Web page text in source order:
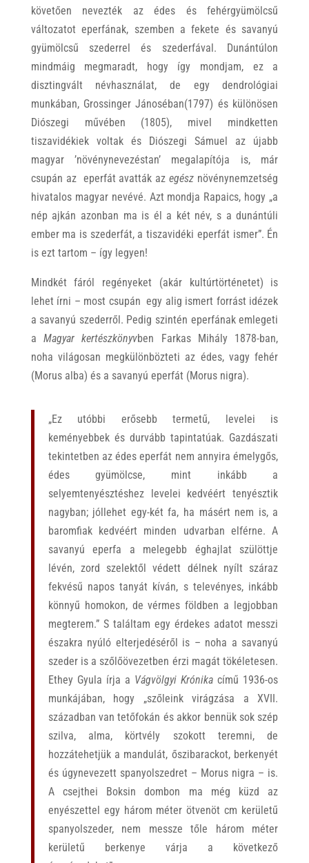
követően nevezték az édes és fehérgyümölcsű
változatot eperfának, szemben a fekete és savanyú
gyümölcsű szederrel és szederfával. Dunántúlon
mindmáig megmaradt, hogy így mondjam, ez a
disztingvált névhasználat, de egy dendrológiai
munkában, Grossinger Jánoséban(1797) és különösen
Diószegi művében (1805), mivel mindketten
tiszavidékiek voltak és Diószegi Sámuel az újabb
magyar ’növénynevezéstan’ megalapítója is, már
csupán az eperfát avatták azegész növénynemzetség
hivatalos magyar nevévé. Azt mondja Rapaics, hogy „a
nép ajkán azonban ma is él a két név, s a dunántúli
ember ma is szederfát, a tiszavidéki eperfát ismer”. Én
is ezt tartom – így legyen!
Mindkét fáról regényeket (akár kultúrtörténetet) is
lehet írni – most csupán egy alig ismert forrást idézek
a savanyú szederről. Pedig szintén eperfának emlegeti
aMagyar kertészkönyvben Farkas Mihály 1878-ban,
noha világosan megkülönbözteti az édes, vagy fehér
(Morus alba) és a savanyú eperfát (Morus nigra).
„Ez utóbbi erősebb termetű, levelei is
keményebbek és durvább tapintatúak. Gazdászati
tekintetben az édes eperfát nem annyira émelygős,
édes gyümölcse, mint inkább a
selyemtenyésztéshez levelei kedvéért tenyésztik
nagyban; jóllehet egy-két fa, ha másért nem is, a
baromfiak kedvéért minden udvarban elférne. A
savanyú eperfa a melegebb éghajlat szülöttje
lévén, zord szelektől védett délnek nyílt száraz
fekvésű napos tanyát kíván, s televényes, inkább
könnyű homokon, de vérmes földben a legjobban
megterem.” S találtam egy érdekes adatot messzi
északra nyúló elterjedéséről is – noha a savanyú
szeder is a szőlőövezetben érzi magát tökéletesen.
Ethey Gyula írja a Vágvölgyi Krónika című 1936-os
munkájában, hogy „szőleink virágzása a XVII.
században van tetőfokán és akkor bennük sok szép
szilva, alma, körtvély szokott teremni, de
hozzátehetjük a mandulát, őszibarackot, berkenyét
és úgynevezett spanyolszedret – Morus nigra – is.
A csejthei Boksin dombon ma még küzd az
enyészettel egy három méter ötvenöt cm kerületű
spanyolszeder, nem messze tőle három méter
kerületű berkenye várja a következő